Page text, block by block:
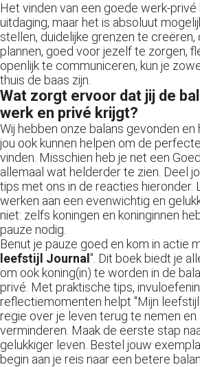
Het vinden van een goede werk-privé
uitdaging, maar het is absoluut
stellen, duidelijke grenzen te creëren,
plannen, goed voor jezelf te zorgen,
openlijk te communiceren, kun je
thuis de baas zijn.
Wat zorgt ervoor dat jij de
werk en privé krijgt?
Wij hebben onze balans gevonden
jou ook kunnen helpen om de
vinden. Misschien heb je net een
allemaal wat helderder te zien. Deel
tips met ons in de reacties hieronder.
werken aan een evenwichtig en
niet: zelfs koningen en koninginnen
pauze nodig.
Benut je pauze goed en kom in actie
leefstijl Journal ". Dit boek biedt je
om ook koning(in) te worden in de
privé. Met praktische tips,
reflectiemomenten helpt "Mijn
regie over je leven terug te nemen
verminderen. Maak de eerste stap
gelukkiger leven. Bestel jouw
begin aan je reis naar een betere